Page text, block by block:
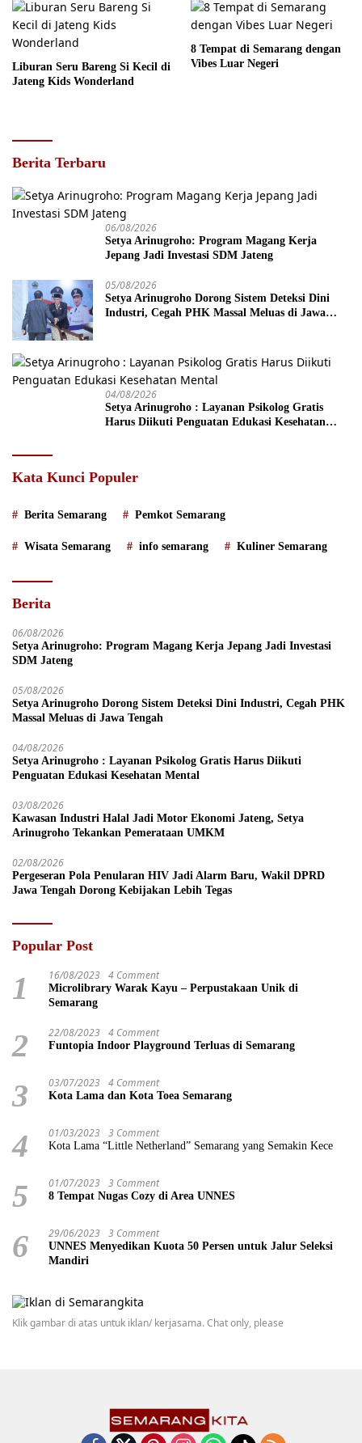
Liburan Seru Bareng Si Kecil di
Jateng Kids Wonderland
8 Tempat di Semarang dengan
Vibes Luar Negeri
Berita Terbaru
06/08/2026
Setya Arinugroho: Program Magang Kerja
Jepang Jadi Investasi SDM Jateng
05/08/2026
Setya Arinugroho Dorong Sistem Deteksi Dini
Industri, Cegah PHK Massal Meluas di Jawa
04/08/2026
Setya Arinugroho : Layanan Psikolog Gratis
Harus Diikuti Penguatan Edukasi Kesehatan
Kata Kunci Populer
Berita Semarang Pemkot Semarang
Wisata Semarang info semarang Kuliner Semarang
Berita
06/08/2026
Setya Arinugroho: Program Magang Kerja Jepang Jadi Investasi
SDM Jateng
05/08/2026
Setya Arinugroho Dorong Sistem Deteksi Dini Industri, Cegah PHK
Massal Meluas di Jawa Tengah
04/08/2026
Setya Arinugroho : Layanan Psikolog Gratis Harus Diikuti
Penguatan Edukasi Kesehatan Mental
03/08/2026
Kawasan Industri Halal Jadi Motor Ekonomi Jateng, Setya
Arinugroho Tekankan Pemerataan UMKM
02/08/2026
Pergeseran Pola Penularan HIV Jadi Alarm Baru, Wakil DPRD
Jawa Tengah Dorong Kebijakan Lebih Tegas
Popular Post
1 16/08/2023 4 Comment
Microlibrary Warak Kayu – Perpustakaan Unik di
Semarang
2 22/08/2023 4 Comment
Funtopia Indoor Playground Terluas di Semarang
3 03/07/2023 4 Comment
Kota Lama dan Kota Toea Semarang
4 01/03/2023 3 Comment
Kota Lama “Little Netherland” Semarang yang Semakin Kece
5 01/07/2023 3 Comment
8 Tempat Nugas Cozy di Area UNNES
6 29/06/2023 3 Comment
UNNES Menyedikan Kuota 50 Persen untuk Jalur Seleksi
Mandiri
Klik gambar di atas untuk iklan/ kerjasama. Chat only, please